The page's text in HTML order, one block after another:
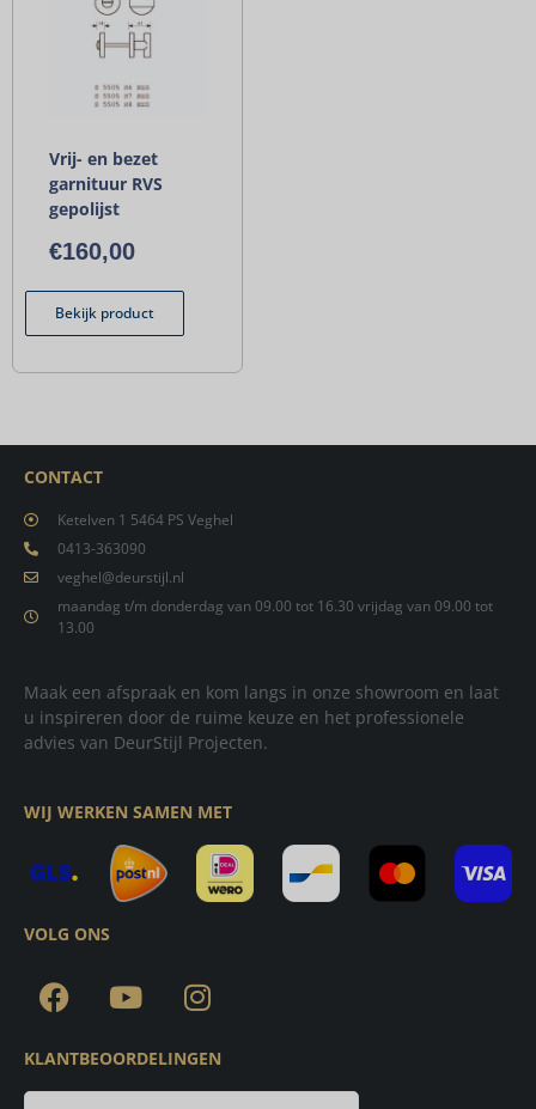
Vrij- en bezet
garnituur RVS
gepolijst
€160,00
Bekijk product
CONTACT
Ketelven 1 5464 PS Veghel
0413-363090
veghel@deurstijl.nl
maandag t/m donderdag van 09.00 tot 16.30 vrijdag van 09.00 tot
13.00
Maak een afspraak en kom langs in onze showroom en laat
u inspireren door de ruime keuze en het professionele
advies van DeurStijl Projecten.
WIJ WERKEN SAMEN MET
VOLG ONS
KLANTBEOORDELINGEN